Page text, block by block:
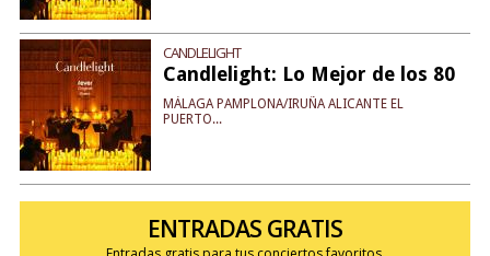
CANDLELIGHT
Candlelight: Lo Mejor de los 80
MÁLAGA PAMPLONA/IRUÑA ALICANTE EL
PUERTO...
ENTRADAS GRATIS